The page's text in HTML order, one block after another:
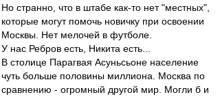
Но странно, что в штабе как-то нет "местных",
которые могут помочь новичку при освоении
Москвы. Нет мелочей в футболе.
У нас Ребров есть, Никита есть...
В столице Парагвая Асуньсьоне население
чуть больше половины миллиона. Москва по
сравнению - огромный другой мир. Могли б и